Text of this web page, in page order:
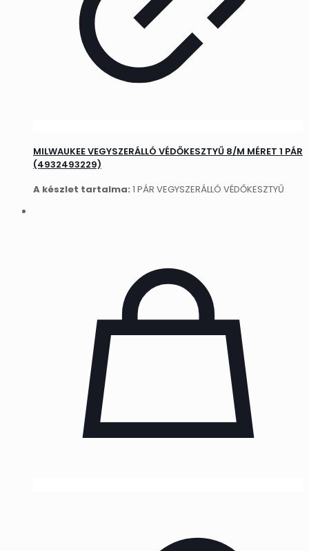
MILWAUKEE VEGYSZERÁLLÓ VÉDŐKESZTYŰ 8/M MÉRET 1 PÁR
(4932493229)
A készlet tartalma: 1 PÁR VEGYSZERÁLLÓ VÉDŐKESZTYŰ